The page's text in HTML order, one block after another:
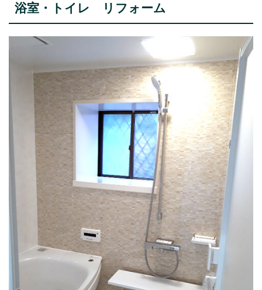
浴室・トイレ リフォーム